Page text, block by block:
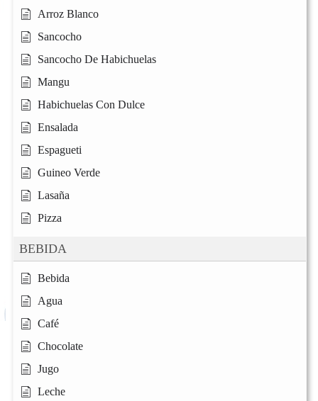
Arroz Blanco
Sancocho
Sancocho De Habichuelas
Mangu
Habichuelas Con Dulce
Ensalada
Espagueti
Guineo Verde
Lasaña
Pizza
BEBIDA
Bebida
Agua
Café
Chocolate
Jugo
Leche